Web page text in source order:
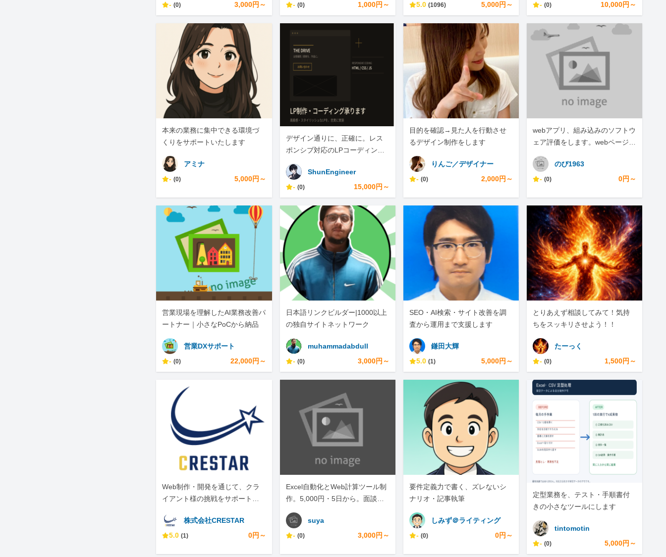
- (0) 3,000円～
- (0) 1,000円～
5.0 (1096) 5,000円～
- (0) 10,000円～
本来の業務に集中できる環境づ
くりをサポートいたします
アミナ
- (0) 5,000円～
デザイン通りに、正確に。レス
ポンシブ対応のLPコーディング
ShunEngineer
- (0) 15,000円～
目的を確認→見た人を行動させ
るデザイン制作をします
りんご／デザイナー
- (0) 2,000円～
webアプリ、組み込みのソフトウ
ェア評価をします。webページの
のび1963
- (0) 0円～
営業現場を理解したAI業務改善パ
ートナー｜小さなPoCから納品
営業DXサポート
- (0) 22,000円～
日本語リンクビルダー|1000以上
の独自サイトネットワーク
muhammadabdull
- (0) 3,000円～
SEO・AI検索・サイト改善を調
査から運用まで支援します
鎌田大輝
5.0 (1) 5,000円～
とりあえず相談してみて！気持
ちをスッキリさせよう！！
たーっく
- (0) 1,500円～
Web制作・開発を通じて、クラ
イアント様の挑戦をサポートし
株式会社CRESTAR
5.0 (1) 0円～
Excel自動化とWeb計算ツール制
作。5,000円・5日から。面談な
suya
- (0) 3,000円～
要件定義力で書く、ズレないシ
ナリオ・記事執筆
しみず＠ライティング
- (0) 0円～
定型業務を、テスト・手順書付
きの小さなツールにします
tintomotin
- (0) 5,000円～